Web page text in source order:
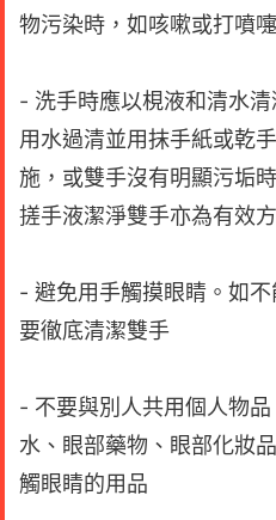
物污染時，如咳嗽或打噴
- 洗手時應以梘液和清水
用水過清並用抹手紙或乾
施，或雙手沒有明顯污垢
搓手液潔淨雙手亦為有效
- 避免用手觸摸眼睛。如
要徹底清潔雙手
- 不要與別人共用個人物
水、眼部藥物、眼部化妝
觸眼睛的用品